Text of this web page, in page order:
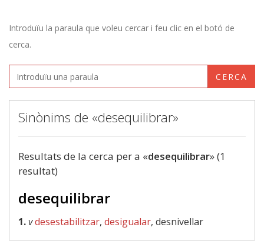
Introduïu la paraula que voleu cercar i feu clic en el botó de
cerca.
CERCA
Sinònims de «desequilibrar»
Resultats de la cerca per a «desequilibrar» (1
resultat)
desequilibrar
1.vdesestabilitzar, desigualar, desnivellar